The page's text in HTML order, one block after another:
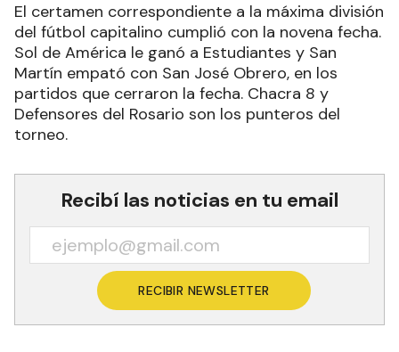
El certamen correspondiente a la máxima división
del fútbol capitalino cumplió con la novena fecha.
Sol de América le ganó a Estudiantes y San
Martín empató con San José Obrero, en los
partidos que cerraron la fecha. Chacra 8 y
Defensores del Rosario son los punteros del
torneo.
Recibí las noticias en tu email
RECIBIR NEWSLETTER